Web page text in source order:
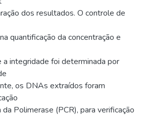
dos resultados. O controle de
quantificação da concentração e
integridade foi determinada por
os DNAs extraídos foram
Polimerase (PCR), para verificação